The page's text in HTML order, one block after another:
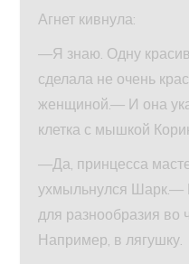
Агнет кивнула:
—Я знаю. Одну
сделала не очень
женщиной.— И она
клетка с мышкой
—Да, принцесса
ухмыльнулся Шарк.—
для разнообразия во
Например, в лягушку.